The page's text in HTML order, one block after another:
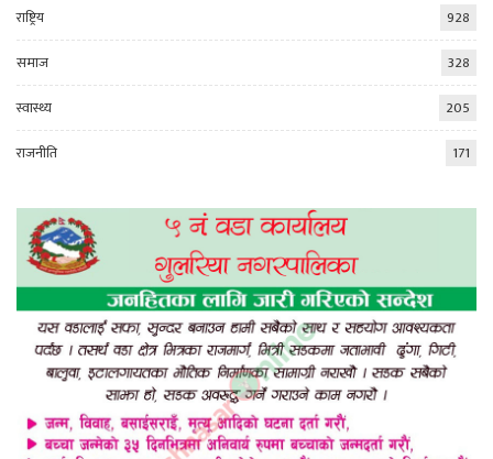
राष्ट्रिय
928
समाज
328
स्वास्थ्य
205
राजनीति
171